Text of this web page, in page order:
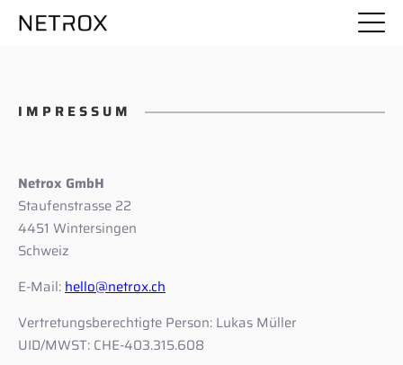
IMPRESSUM
Netrox GmbH
Staufenstrasse 22
4451 Wintersingen
Schweiz
E-Mail:hello@netrox.ch
Vertretungsberechtigte Person: Lukas Müller
UID/MWST: CHE-403.315.608